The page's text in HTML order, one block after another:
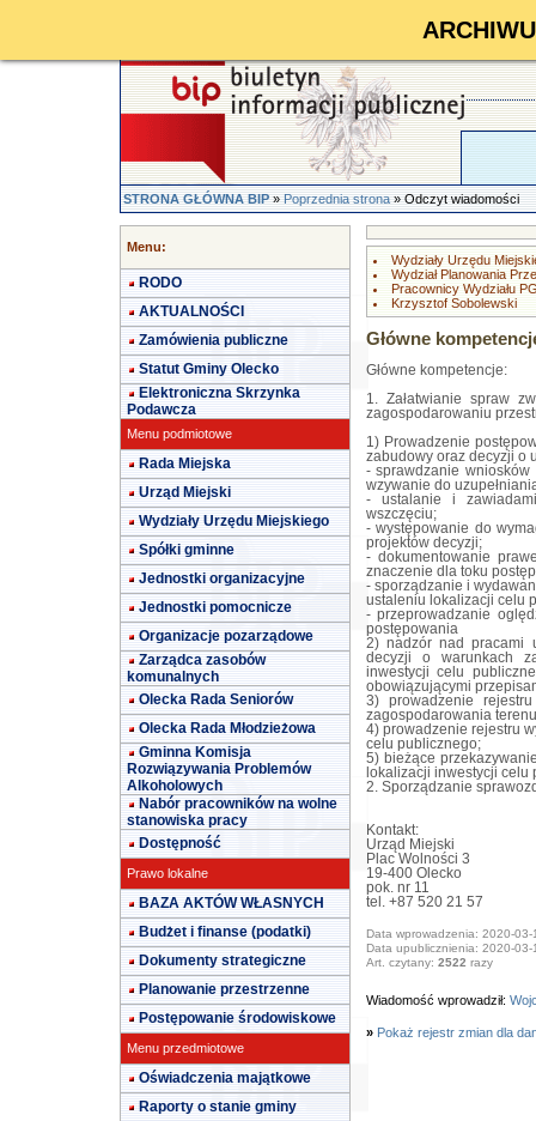
STRONA GŁÓWNA BIP»Poprzednia strona» Odczyt wiadomości
Menu:
RODO
AKTUALNOŚCI
Zamówienia publiczne
Statut Gminy Olecko
Elektroniczna Skrzynka
Podawcza
Menu podmiotowe
Rada Miejska
Urząd Miejski
Wydziały Urzędu Miejskiego
Spółki gminne
Jednostki organizacyjne
Jednostki pomocnicze
Organizacje pozarządowe
Zarządca zasobów
komunalnych
Olecka Rada Seniorów
Olecka Rada Młodzieżowa
Gminna Komisja
Rozwiązywania Problemów
Alkoholowych
Nabór pracowników na wolne
stanowiska pracy
Dostępność
Prawo lokalne
BAZA AKTÓW WŁASNYCH
Budżet i finanse (podatki)
Dokumenty strategiczne
Planowanie przestrzenne
Postępowanie środowiskowe
Menu przedmiotowe
Oświadczenia majątkowe
Raporty o stanie gminy
Wydziały Urzędu
Wydział Planowania
Pracownicy Wydziału
Krzysztof Sobolewski
Główne
Główne kompetencje:
1. Załatwianie spraw
zagospodarowaniu
1) Prowadzenie
zabudowy oraz decyzji o
- sprawdzanie
wzywanie do
- ustalanie i
wszczęciu;
- występowanie do
projektów decyzji;
- dokumentowanie
znaczenie dla toku
- sporządzanie i
ustaleniu lokalizacji celu
- przeprowadzanie
postępowania
2) nadzór nad pracami
decyzji o warunkach
inwestycji celu
obowiązującymi
3) prowadzenie
zagospodarowania
4) prowadzenie rejestru
celu publicznego;
5) bieżące
lokalizacji inwestycji celu
2. Sporządzanie
Kontakt:
Urząd Miejski
Plac Wolności 3
19-400 Olecko
pok. nr 11
tel. +87 520 21 57
Data wprowadzenia: 2020-03-
Data upublicznienia: 2020-03-
Art. czytany: 2522 razy
Wiadomość wprowadził:
» Pokaż rejestr zmian dla